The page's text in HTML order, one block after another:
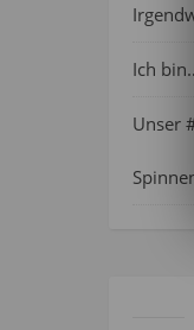
Ich
Unser